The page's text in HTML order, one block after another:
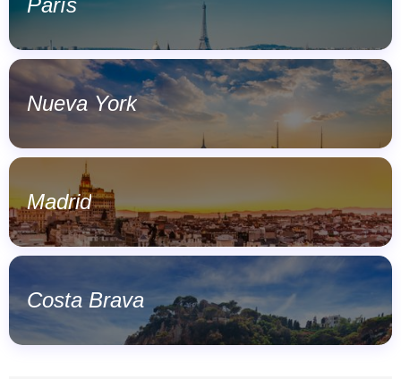
Nueva York
Madrid
Costa Brava